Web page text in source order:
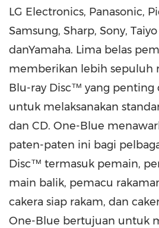
LG Electronics, Panasonic,
Samsung, Sharp, Sony,
danYamaha. Lima belas
memberikan lebih sepuluh
Blu-ray Disc™ yang penting
untuk melaksanakan
dan CD. One-Blue
paten-paten ini bagi
Disc™ termasuk pemain,
main balik, pemacu
cakera siap rakam, dan
One-Blue bertujuan untuk